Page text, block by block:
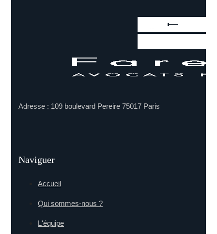
Adresse : 109 boulevard Pereire 75017 Paris
Naviguer
Accueil
Qui sommes-nous ?
L'équipe